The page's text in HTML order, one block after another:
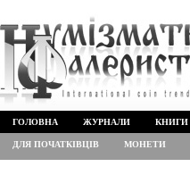
ГОЛОВНА ЖУРНАЛИ КНИГИ
ДЛЯ ПОЧАТКІВЦІВ МОНЕТИ